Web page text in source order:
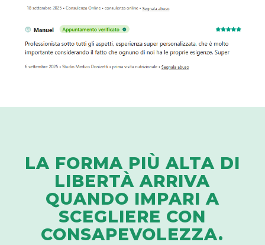
LA FORMA PIÙ ALTA DI
LIBERTÀ ARRIVA
QUANDO IMPARI A
SCEGLIERE CON
CONSAPEVOLEZZA.